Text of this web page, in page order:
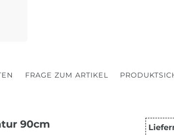
FRAGE ZUM ARTIKEL
90cm